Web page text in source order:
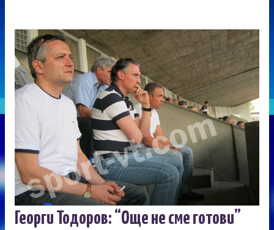
Георги Тодоров: “Още не сме готови”